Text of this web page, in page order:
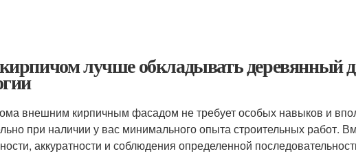
лучше обкладывать деревянный
внешним кирпичным фасадом не требует особых навыков и
при наличии у вас минимального опыта строительных работ.
аккуратности и соблюдения определенной